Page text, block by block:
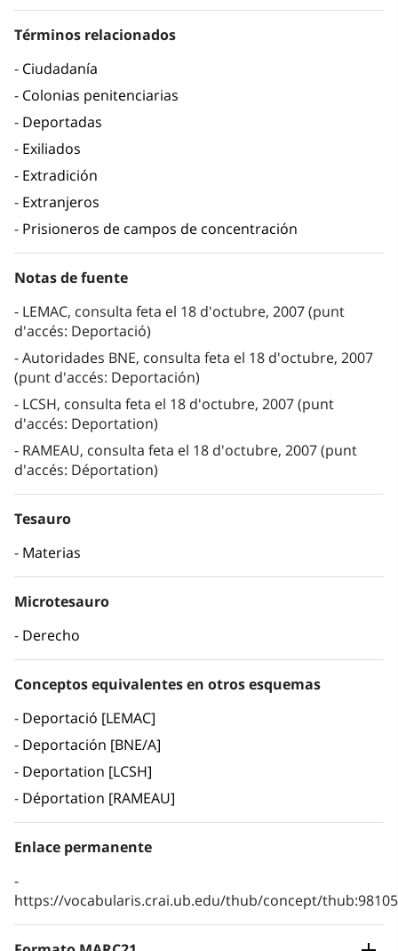
Términos relacionados
Ciudadanía
Colonias penitenciarias
Deportadas
Exiliados
Extradición
Extranjeros
Prisioneros de campos de concentración
Notas de fuente
LEMAC, consulta feta el 18 d'octubre, 2007 (punt
d'accés: Deportació)
Autoridades BNE, consulta feta el 18 d'octubre, 2007
(punt d'accés: Deportación)
LCSH, consulta feta el 18 d'octubre, 2007 (punt
d'accés: Deportation)
RAMEAU, consulta feta el 18 d'octubre, 2007 (punt
d'accés: Déportation)
Tesauro
Materias
Microtesauro
Derecho
Conceptos equivalentes en otros esquemas
Deportació [LEMAC]
Deportación [BNE/A]
Deportation [LCSH]
Déportation [RAMEAU]
Enlace permanente
https://vocabularis.crai.ub.edu/thub/concept/